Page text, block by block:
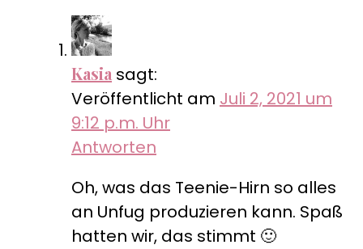
Kasia sagt:
Veröffentlicht am Juli 2, 2021 um
9:12 p.m. Uhr
Antworten
Oh, was das Teenie-Hirn so alles
an Unfug produzieren kann. Spaß
hatten wir, das stimmt 🙂